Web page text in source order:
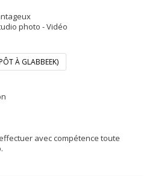
photo - Vidéo
À GLABBEEK)
avec compétence toute